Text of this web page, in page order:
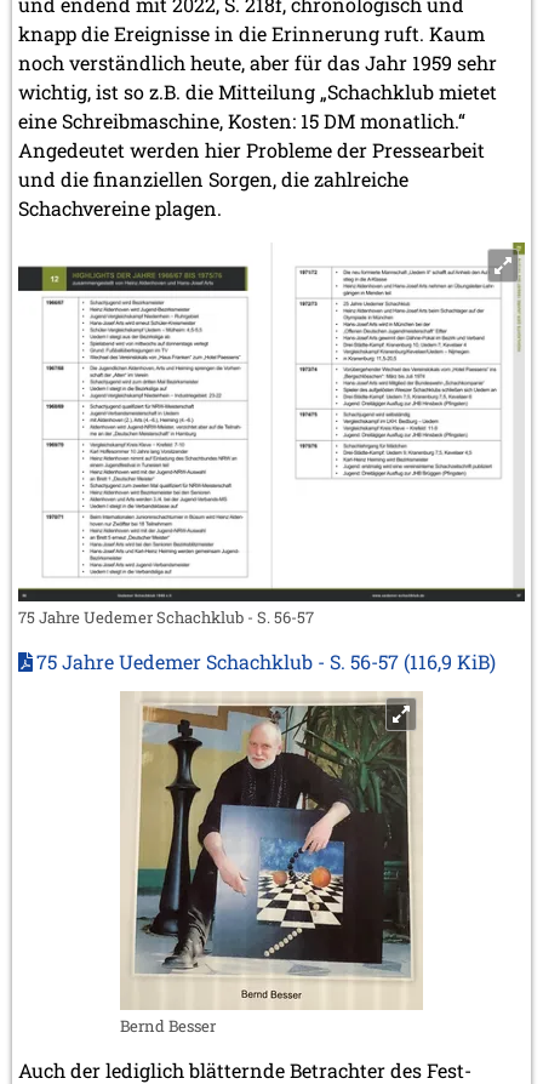
knapp die Ereignisse in die Erinnerung ruft. Kaum
noch verständlich heute, aber für das Jahr 1959 sehr
wichtig, ist so z.B. die Mitteilung „Schachklub mietet
eine Schreibmaschine, Kosten: 15 DM monatlich.“
Angedeutet werden hier Probleme der Pressearbeit
und die finanziellen Sorgen, die zahlreiche
Schachvereine plagen.
75 Jahre Uedemer Schachklub - S. 56-57
75 Jahre Uedemer Schachklub - S. 56-57 (116,9 KiB)
Bernd Besser
Auch der lediglich blätternde Betrachter des Fest-